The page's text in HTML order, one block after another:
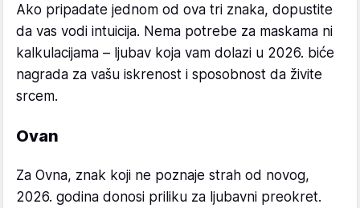
Ako pripadate jednom od ova tri znaka, dopustite
da vas vodi intuicija. Nema potrebe za maskama ni
kalkulacijama – ljubav koja vam dolazi u 2026. biće
nagrada za vašu iskrenost i sposobnost da živite
srcem.
Ovan
Za Ovna, znak koji ne poznaje strah od novog,
2026. godina donosi priliku za ljubavni preokret.